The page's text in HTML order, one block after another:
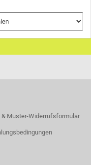
Muster-Widerrufsformular